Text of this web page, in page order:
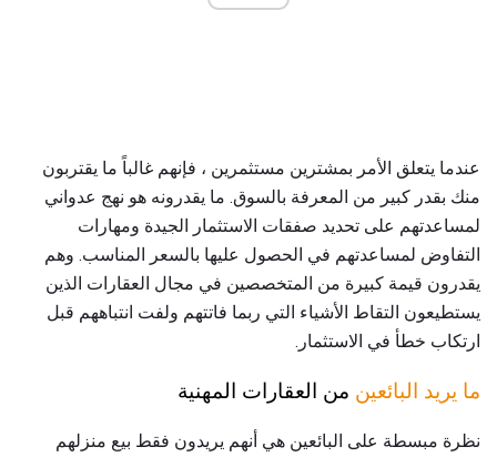
عندما يتعلق الأمر بمشترين مستثمرين ، فإنهم غالباً ما يقتربون
منك بقدر كبير من المعرفة بالسوق. ما يقدرونه هو نهج عدواني
لمساعدتهم على تحديد صفقات الاستثمار الجيدة ومهارات
التفاوض لمساعدتهم في الحصول عليها بالسعر المناسب. وهم
يقدرون قيمة كبيرة من المتخصصين في مجال العقارات الذين
يستطيعون التقاط الأشياء التي ربما فاتتهم ولفت انتباههم قبل
ارتكاب خطأ في الاستثمار.
ما يريد البائعين من العقارات المهنية
نظرة مبسطة على البائعين هي أنهم يريدون فقط بيع منزلهم